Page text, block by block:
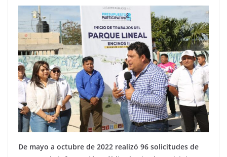
De mayo a octubre de 2022 realizó 96 solicitudes de